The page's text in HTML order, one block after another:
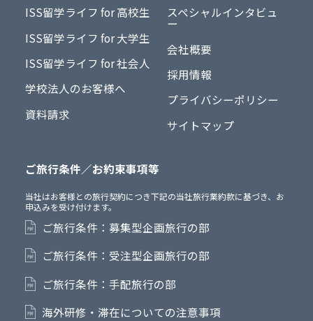
ISS留学ライフ for 高校生
ISS留学ライフ for 大学生
ISS留学ライフ for 社会人
学校法人のお客様へ
資料請求
スペシャルインタビュ
ー
会社概要
採用情報
プライバシーポリシー
サイトマップ
ご旅行条件／お約束事項等
当社はお客様との旅行契約につき下記の当社旅行業約款に基づき、お
申込みを受け付けます。
ご旅行条件：募集型企画旅行の部
ご旅行条件：受注型企画旅行の部
ご旅行条件：手配旅行の部
海外研修・滞在についての注意事項